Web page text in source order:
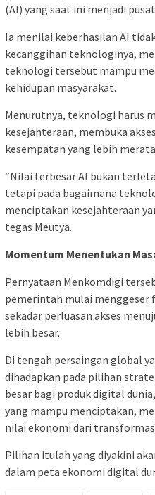
(AI) yang saat ini menjadi
Ia menilai keberhasilan AI
kecanggihan teknologinya,
teknologi tersebut mampu
kehidupan masyarakat.
Menurutnya, teknologi harus
kesejahteraan, membuka
kesempatan yang lebih
“Nilai terbesar AI bukan
tetapi pada bagaimana
menciptakan kesejahteraan
tegas Meutya.
Momentum Menentukan
Pernyataan Menkomdigi
pemerintah mulai menggeser
sekadar perluasan akses
lebih besar.
Di tengah persaingan global
dihadapkan pada pilihan
besar bagi produk digital
yang mampu menciptakan,
nilai ekonomi dari
Pilihan itulah yang diyakini
dalam peta ekonomi digital